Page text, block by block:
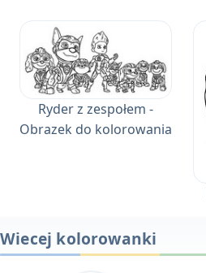
Ryder z zespołem -
Obrazek do kolorowania
Wiecej kolorowanki